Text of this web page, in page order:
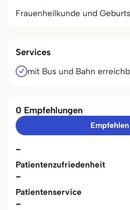
Frauenheilkunde und
Services
mit Bus und Bahn
0 Empfehlungen
Empfehlen
-
Patientenzufriedenheit
-
Patientenservice
-